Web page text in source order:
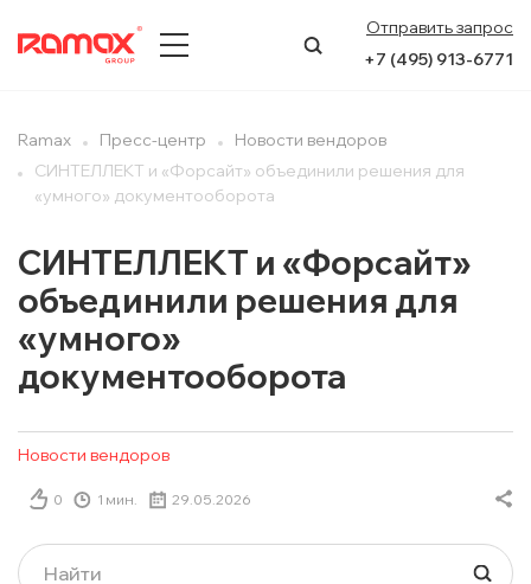
Отправить запрос
+7 (495) 913-6771
ПРЕСС-ЦЕНТР
УСЛУГИ
КЕЙСЫ
Ramax Пресс-центр
Новости вендоров
СИНТЕЛЛЕКТ и «Форсайт» объединили решения для
«умного» документооборота
СИНТЕЛЛЕКТ и «Форсайт»
объединили решения для
«умного»
документооборота
Новости вендоров
0 1 мин. 29.05.2026